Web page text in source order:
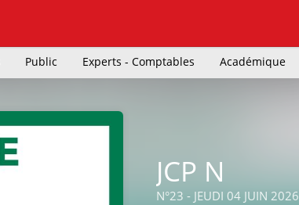
Public Experts - Comptables Académique
JCP N
N°23 - JEUDI 04 JUIN 2026